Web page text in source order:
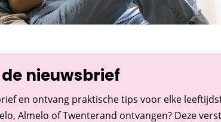
nieuwsbrief
en ontvang praktische tips voor elke
Almelo of Twenterand ontvangen? Deze